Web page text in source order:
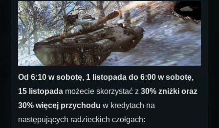
Od 6:10 w sobotę, 1 listopada do 6:00 w sobotę,
15 listopada możecie skorzystać z 30% zniżki oraz
30% więcej przychodu w kredytach na
następujących radzieckich czołgach: